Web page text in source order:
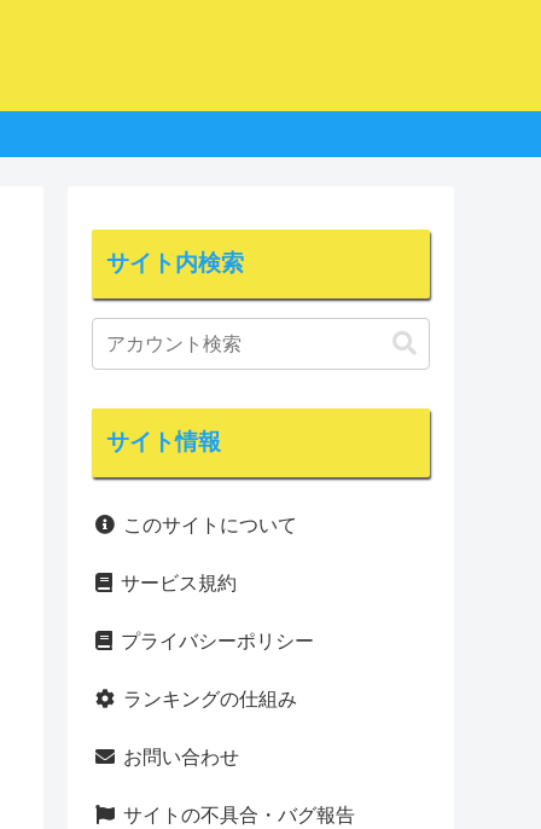
サイト内検索
サイト情報
このサイトについて
サービス規約
プライバシーポリシー
ランキングの仕組み
お問い合わせ
サイトの不具合・バグ報告